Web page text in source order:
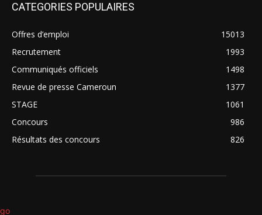
CATEGORIES POPULAIRES
Offres d’emploi
15013
Recrutement
1993
Communiqués officiels
1498
Revue de presse Cameroun
1377
STAGE
1061
Concours
986
Résultats des concours
826